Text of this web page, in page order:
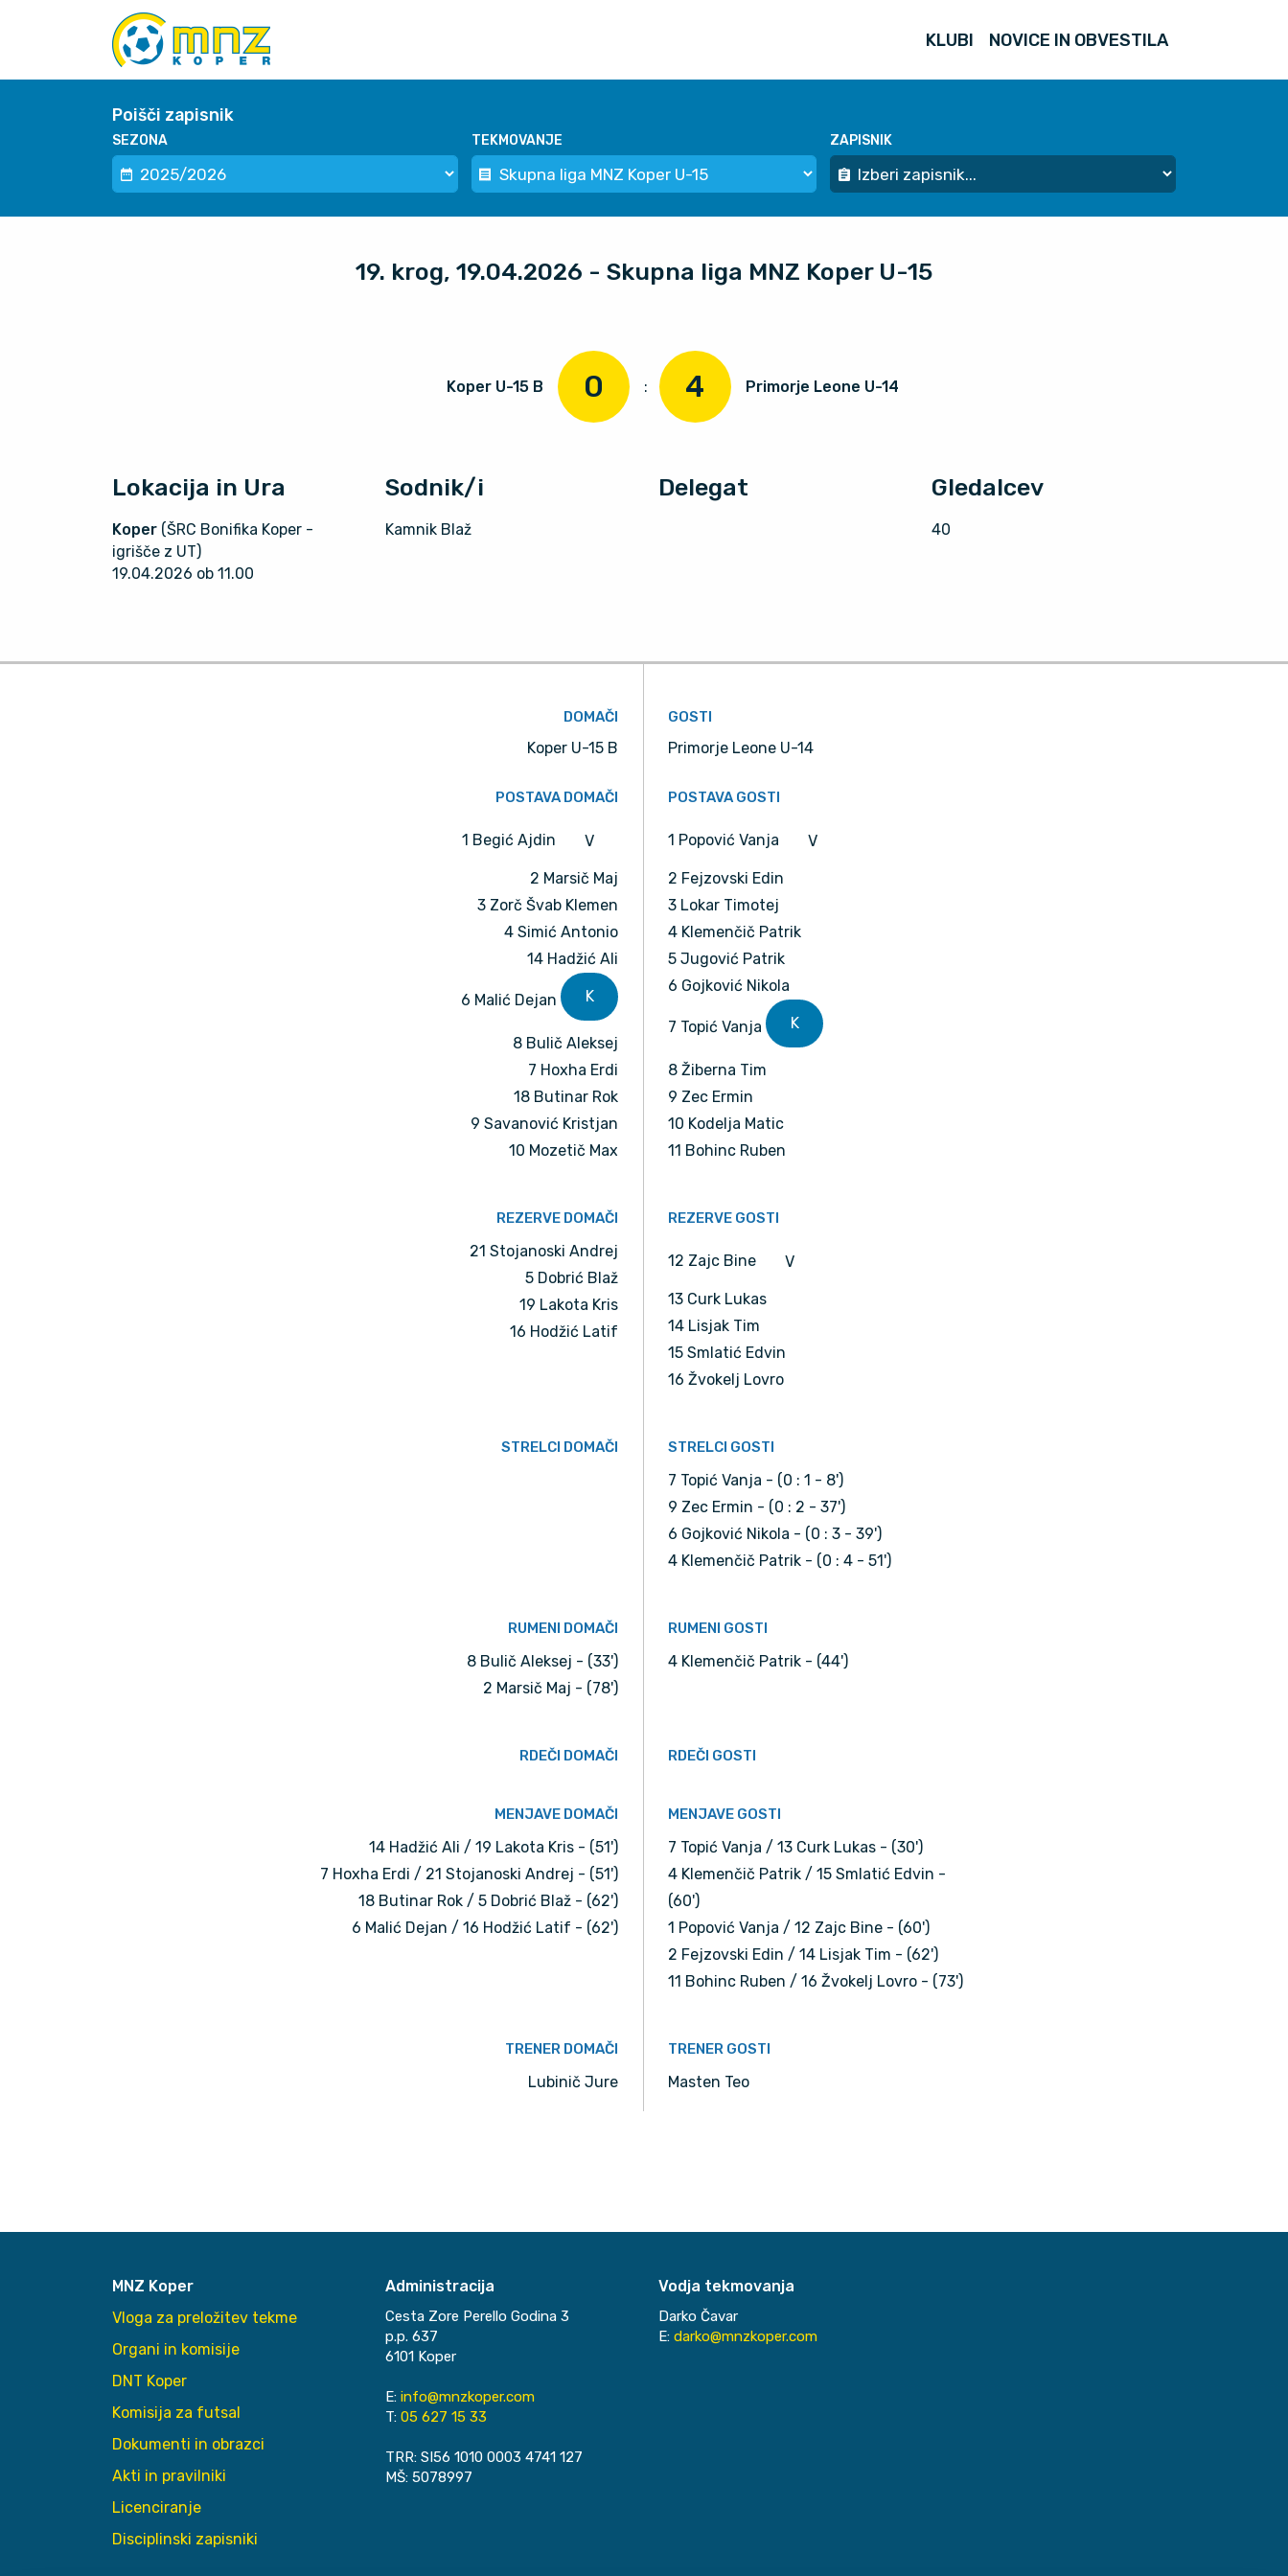
KLUBI NOVICE IN OBVESTILA
Poišči zapisnik
SEZONA TEKMOVANJE ZAPISNIK
19. krog, 19.04.2026 - Skupna liga MNZ Koper U-15
Koper U-15 B 0 : 4 Primorje Leone U-14
Lokacija in Ura
Koper (ŠRC Bonifika Koper -
igrišče z UT)
19.04.2026 ob 11.00
Sodnik/i
Kamnik Blaž
Delegat Gledalcev
40
DOMAČI
Koper U-15 B
GOSTI
Primorje Leone U-14
POSTAVA DOMAČI
1 Begić Ajdin V
2 Marsič Maj
3 Zorč Švab Klemen
4 Simić Antonio
14 Hadžić Ali
6 Malić Dejan K
8 Bulič Aleksej
7 Hoxha Erdi
18 Butinar Rok
9 Savanović Kristjan
10 Mozetič Max
POSTAVA GOSTI
1 Popović Vanja V
2 Fejzovski Edin
3 Lokar Timotej
4 Klemenčič Patrik
5 Jugović Patrik
6 Gojković Nikola
7 Topić Vanja K
8 Žiberna Tim
9 Zec Ermin
10 Kodelja Matic
11 Bohinc Ruben
REZERVE DOMAČI
21 Stojanoski Andrej
5 Dobrić Blaž
19 Lakota Kris
16 Hodžić Latif
REZERVE GOSTI
12 Zajc Bine V
13 Curk Lukas
14 Lisjak Tim
15 Smlatić Edvin
16 Žvokelj Lovro
STRELCI DOMAČI STRELCI GOSTI
7 Topić Vanja - (0 : 1 - 8')
9 Zec Ermin - (0 : 2 - 37')
6 Gojković Nikola - (0 : 3 - 39')
4 Klemenčič Patrik - (0 : 4 - 51')
RUMENI DOMAČI
8 Bulič Aleksej - (33')
2 Marsič Maj - (78')
RUMENI GOSTI
4 Klemenčič Patrik - (44')
RDEČI DOMAČI RDEČI GOSTI
MENJAVE DOMAČI
14 Hadžić Ali / 19 Lakota Kris - (51')
7 Hoxha Erdi / 21 Stojanoski Andrej - (51')
18 Butinar Rok / 5 Dobrić Blaž - (62')
6 Malić Dejan / 16 Hodžić Latif - (62')
MENJAVE GOSTI
7 Topić Vanja / 13 Curk Lukas - (30')
4 Klemenčič Patrik / 15 Smlatić Edvin -
(60')
1 Popović Vanja / 12 Zajc Bine - (60')
2 Fejzovski Edin / 14 Lisjak Tim - (62')
11 Bohinc Ruben / 16 Žvokelj Lovro - (73')
TRENER DOMAČI
Lubinič Jure
TRENER GOSTI
Masten Teo
MNZ Koper
Vloga za preložitev tekme
Organi in komisije
DNT Koper
Komisija za futsal
Dokumenti in obrazci
Akti in pravilniki
Licenciranje
Disciplinski zapisniki
Administracija
Cesta Zore Perello Godina 3
p.p. 637
6101 Koper
E: info@mnzkoper.com
T: 05 627 15 33
TRR: SI56 1010 0003 4741 127
MŠ: 5078997
Vodja tekmovanja
Darko Čavar
E: darko@mnzkoper.com